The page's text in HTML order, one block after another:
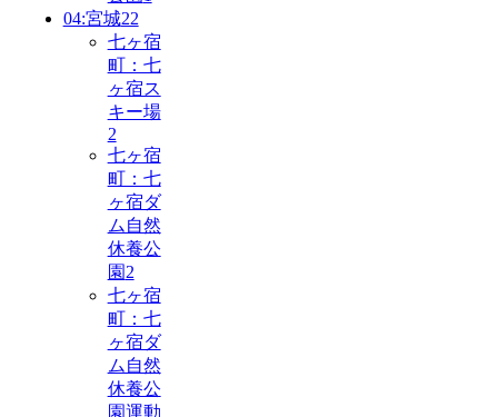
04:宮城22
七ヶ宿
町：七
ヶ宿ス
キー場
2
七ヶ宿
町：七
ヶ宿ダ
ム自然
休養公
園 2
七ヶ宿
町：七
ヶ宿ダ
ム自然
休養公
園運動